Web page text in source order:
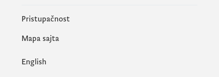
Pristupačnost
Mapa sajta
English